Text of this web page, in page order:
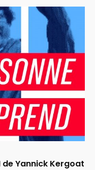
de Yannick Kergoat